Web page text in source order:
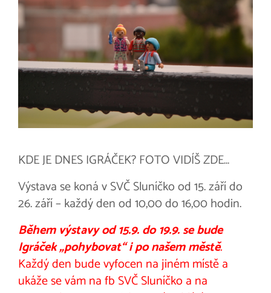
KDE JE DNES IGRÁČEK? FOTO VIDÍŠ ZDE…
Výstava se koná v SVČ Sluníčko od 15. září do
26. září – každý den od 10,00 do 16,00 hodin.
Během výstavy od 15.9. do 19.9. se bude
Igráček „pohybovat“ i po našem městě.
Každý den bude vyfocen na jiném místě a
ukáže se vám na fb SVČ Sluníčko a na